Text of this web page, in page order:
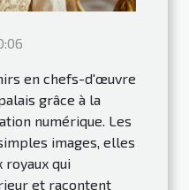
en chefs-d'œuvre
grâce à la
numérique. Les
images, elles
royaux qui
et racontent